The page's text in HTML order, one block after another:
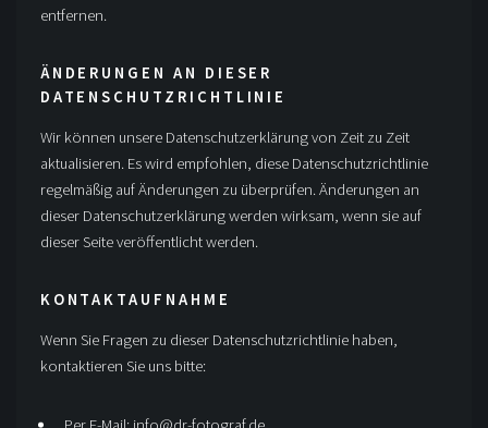
entfernen.
ÄNDERUNGEN AN DIESER
DATENSCHUTZRICHTLINIE
Wir können unsere Datenschutzerklärung von Zeit zu Zeit
aktualisieren. Es wird empfohlen, diese Datenschutzrichtlinie
regelmäßig auf Änderungen zu überprüfen. Änderungen an
dieser Datenschutzerklärung werden wirksam, wenn sie auf
dieser Seite veröffentlicht werden.
KONTAKTAUFNAHME
Wenn Sie Fragen zu dieser Datenschutzrichtlinie haben,
kontaktieren Sie uns bitte:
Per E-Mail: info@dr-fotograf.de